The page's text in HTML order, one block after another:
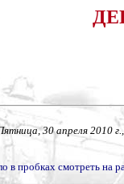
30 апреля 2010
в пробках смотреть на